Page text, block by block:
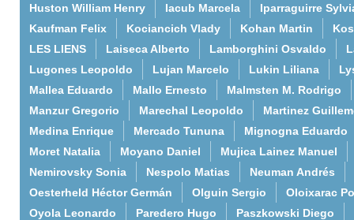
Huston William Henry
Iacub Marcela
Iparraguirre
Kaufman Felix
Kociancich Vlady Kohan Martin
LES LIENS
Laiseca Alberto Lamborghini Osvaldo
Lugones Leopoldo
Lujan Marcelo Lukin Liliana
Mallea Eduardo
Mallo Ernesto
Malmsten M. Rodrigo
Manzur Gregorio
Marechal Leopoldo
Martinez
Medina Enrique
Mercado Tununa
Mignogna Eduardo
Moret Natalia
Moyano Daniel
Mujica Lainez Manuel
Nemirovsky Sonia
Nespolo Matias
Neuman Andrés
Oesterheld Héctor Germán
Olguin Sergio
Oloixarac
Oyola Leonardo
Paredero Hugo
Paszkowski Diego